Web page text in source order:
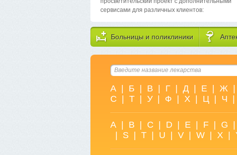
сервисами для различных клиентов:
Больницы и поликлиники
А Б В Г Д Е Ж
С
Т У Ф Х Ц Ч
A B C D E F G
S T U V W X